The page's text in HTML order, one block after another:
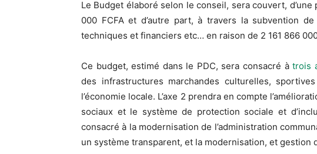
Le Budget élaboré selon le conseil, sera couvert,
000 FCFA et d’autre part, à travers la subvention
techniques et financiers etc… en raison de 2 161 866
Ce budget, estimé dans le PDC, sera consacré àtrois
des infrastructures marchandes culturelles,
l’économie locale. L’axe 2 prendra en compte
sociaux et le système de protection sociale et
consacré à la modernisation de l’administration
un système transparent, et la modernisation, et gestion